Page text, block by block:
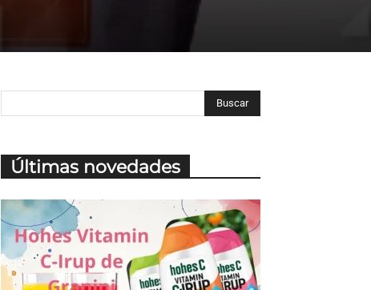
Últimas novedades